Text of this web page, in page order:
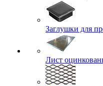
Заглушки для
Лист